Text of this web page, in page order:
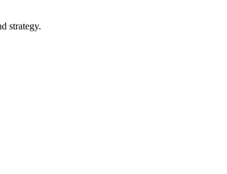
strategy.